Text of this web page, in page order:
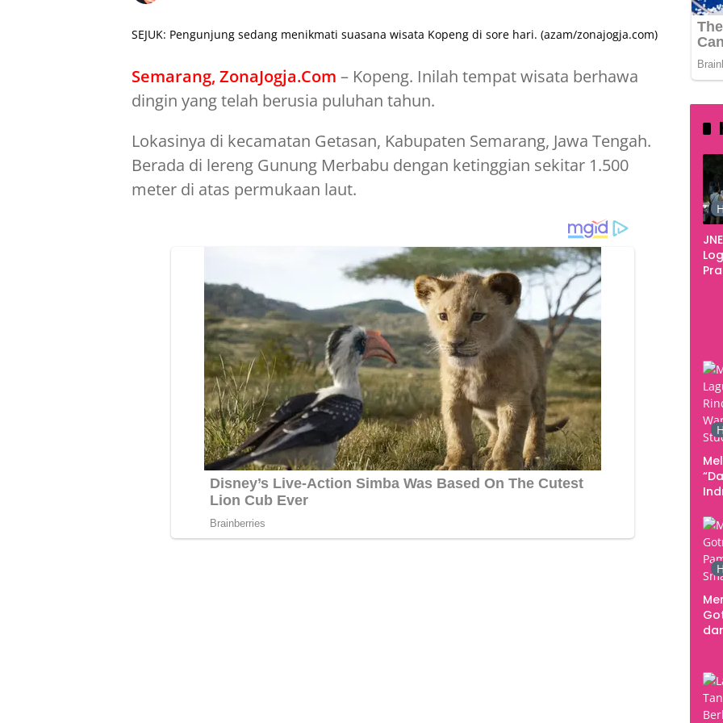
SEJUK: Pengunjung sedang menikmati suasana wisata Kopeng di sore hari. (azam/zonajogja.com)
Semarang, ZonaJogja.Com – Kopeng. Inilah tempat wisata berhawa
dingin yang telah berusia puluhan tahun.
Lokasinya di kecamatan Getasan, Kabupaten Semarang, Jawa Tengah.
Berada di lereng Gunung Merbabu dengan ketinggian sekitar 1.500
meter di atas permukaan laut.